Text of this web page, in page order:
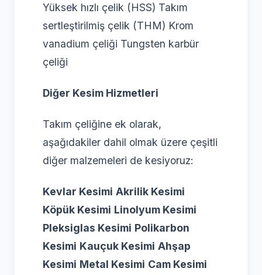
Yüksek hızlı çelik (HSS) Takım
sertleştirilmiş çelik (THM) Krom
vanadium çeliği Tungsten karbür
çeliği
Diğer Kesim Hizmetleri
Takım çeliğine ek olarak,
aşağıdakiler dahil olmak üzere çeşitli
diğer malzemeleri de kesiyoruz:
Kevlar Kesimi Akrilik Kesimi
Köpük Kesimi Linolyum Kesimi
Pleksiglas Kesimi Polikarbon
Kesimi Kauçuk Kesimi Ahşap
Kesimi Metal Kesimi Cam Kesimi